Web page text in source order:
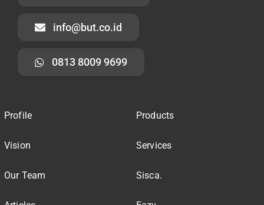
info@but.co.id
0813 8009 9699
Profile
Vision
Our Team
Products
Services
Sisca.